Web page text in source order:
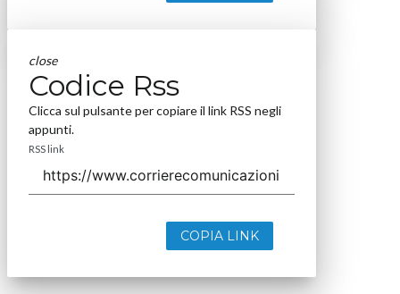
close
Codice Rss
Clicca sul pulsante per copiare il link RSS negli
appunti.
RSS link
COPIA LINK